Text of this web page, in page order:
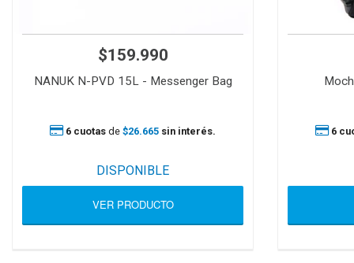
$159.990
NANUK N-PVD 15L - Messenger Bag
6 cuotas de $26.665 sin interés.
DISPONIBLE
VER PRODUCTO
6